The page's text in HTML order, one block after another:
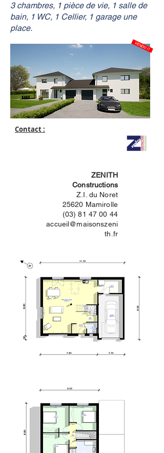
3 chambres, 1 pièce de vie, 1 salle de
bain, 1 WC, 1 Cellier, 1 garage une
place.
VENDU !!
Contact :
ZENITH
Constructions
Z.I. du Noret
25620 Mamirolle
(03) 81 47 00 44
accueil@maisonszeni
th.fr